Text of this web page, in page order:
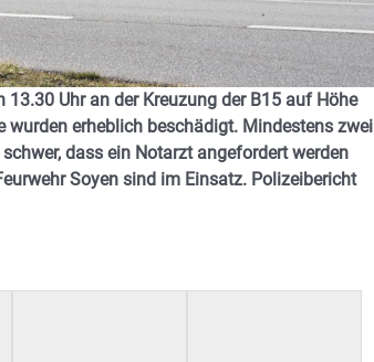
Uhr an der Kreuzung der B15 auf Höhe
erheblich beschädigt. Mindestens zwei
dass ein Notarzt angefordert werden
Soyen sind im Einsatz. Polizeibericht